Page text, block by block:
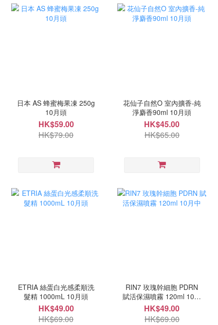
日本 AS 蜂蜜梅果凍 250g
10月頭
HK$59.00
HK$79.00
花仙子自然O 室內擴香-純
淨麝香90ml 10月頭
HK$45.00
HK$65.00
ETRIA 絲蛋白光感柔順洗
髮精 1000mL 10月頭
HK$49.00
HK$69.00
RIN7 玫瑰幹細胞 PDRN
賦活保濕噴霧 120ml 10月
中
HK$49.00
HK$69.00